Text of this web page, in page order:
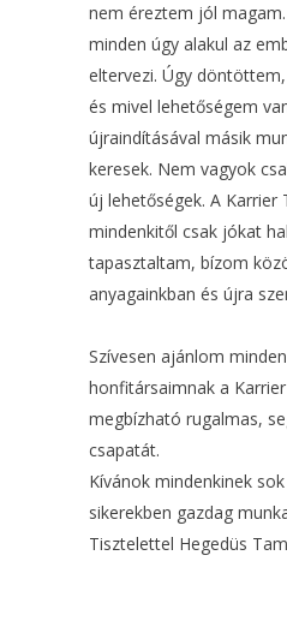
nem éreztem jól
minden úgy alakul az
eltervezi. Úgy
és mivel lehetőségem
újraindításával másik
keresek. Nem vagyok
új lehetőségek. A Karrier
mindenkitől csak jókat
tapasztaltam, bízom
anyagainkban és újra
Szívesen ajánlom
honfitársaimnak a
megbízható rugalmas,
csapatát.
Kívánok mindenkinek
sikerekben gazdag
Tisztelettel Hegedüs